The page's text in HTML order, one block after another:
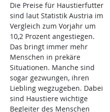
Die Preise für Haustierfutter
sind laut Statistik Austria im
Vergleich zum Vorjahr um
10,2 Prozent angestiegen.
Das bringt immer mehr
Menschen in prekäre
Situationen. Manche sind
sogar gezwungen, ihren
Liebling wegzugeben. Dabei
sind Haustiere wichtige
Begleiter des Menschen